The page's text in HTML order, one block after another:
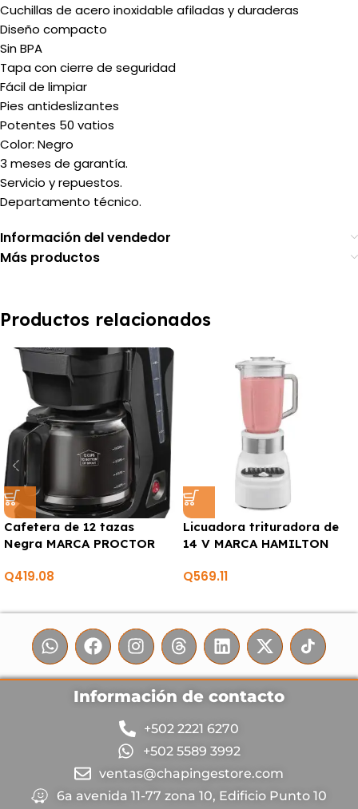
Cuchillas de acero inoxidable afiladas y duraderas
Diseño compacto
Sin BPA
Tapa con cierre de seguridad
Fácil de limpiar
Pies antideslizantes
Potentes 50 vatios
Color: Negro
3 meses de garantía.
Servicio y repuestos.
Departamento técnico.
Información del vendedor
Más productos
Productos relacionados
Cafetera de 12 tazas
Negra MARCA PROCTOR
Q419.08
Licuadora trituradora de
14 V MARCA HAMILTON
Q569.11
Información de contacto
+502 2221 6270
+502 5589 3992
ventas@chapingestore.com
6a avenida 11-77 zona 10, Edificio Punto 10